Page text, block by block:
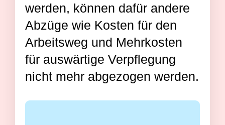
werden, können dafür andere
Abzüge wie Kosten für den
Arbeitsweg und Mehrkosten
für auswärtige Verpflegung
nicht mehr abgezogen werden.